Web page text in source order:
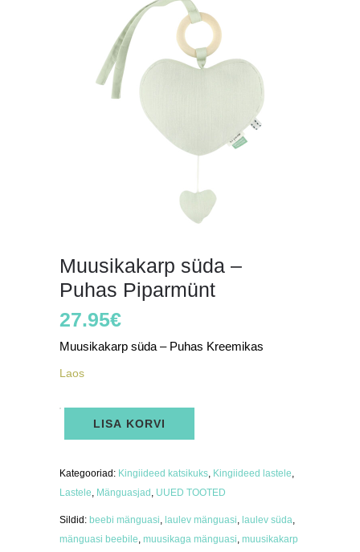
Muusikakarp süda –
Puhas Piparmünt
27.95€
Muusikakarp süda – Puhas Kreemikas
Laos
Muusikakarp
kogus
LISA KORVI
Kategooriad: Kingiideed katsikuks, Kingiideed lastele,
Lastele, Mänguasjad , UUED TOOTED
Sildid: beebi mänguasi, laulev mänguasi, laulev süda,
mänguasi beebile, muusikaga mänguasi, muusikakarp